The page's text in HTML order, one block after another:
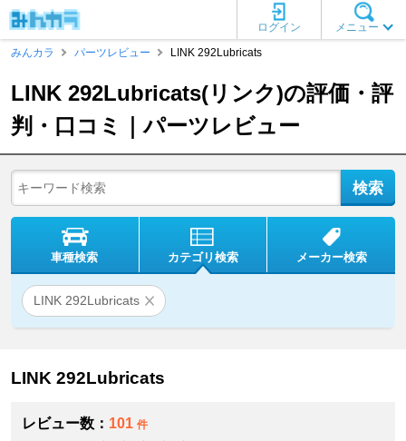
メニュー
ログイン
みんカラ
パーツレビュー LINK 292Lubricats
LINK 292Lubricats(リンク)の評価・評
判・口コミ｜パーツレビュー
車種検索 カテゴリ検索 メーカー検索
LINK 292Lubricats
LINK 292Lubricats
レビュー数： 101 件